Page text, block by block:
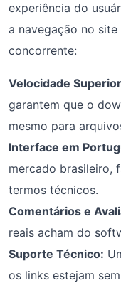
experiência do
a navegação no
concorrente:
Velocidade
garantem que o
mesmo para
Interface em
mercado brasileiro,
termos técnicos.
Comentários e
reais acham do
Suporte Técnico:
os links estejam